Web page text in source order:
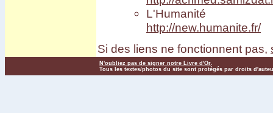
L'Humanité
http://new.humanite.fr/
Si des liens ne fonctionnent pas,
N'oubliez pas de signer notre Livre d'Or.
Tous les textes/photos du site sont protégés par droits